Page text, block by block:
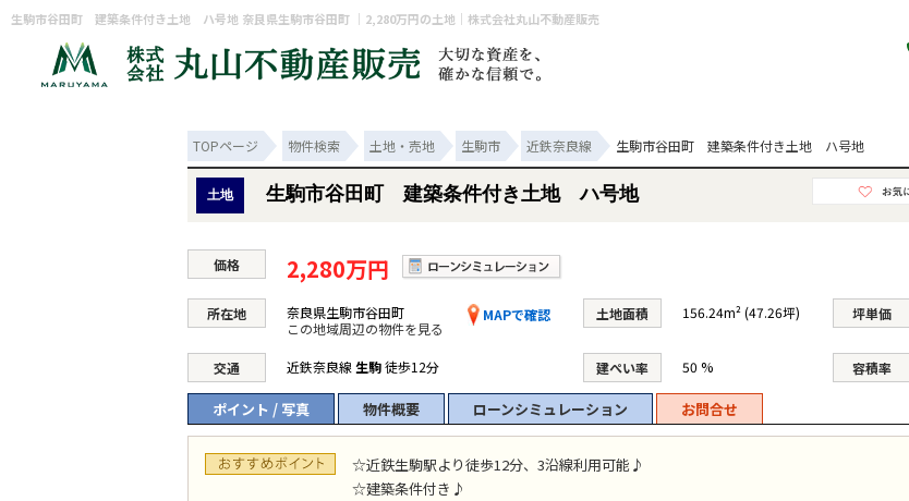
生駒市谷田町 建築条件付き土地 ハ号地 奈良県生駒市谷田町 ｜2,280万円の土地｜株式会社丸山不動産販売
TOPページ 物件検索 土地・売地 生駒市 近鉄奈良線 生駒市谷田町 建築条件付き土地 ハ号地
土地 生駒市谷田町 建築条件付き土地 ハ号地
価格 2,280万円
所在地 奈良県生駒市谷田町 MAPで確認
この地域周辺の物件を見る
土地面積 156.24m² (47.26坪) 坪単価
交通 近鉄奈良線 生駒徒歩12分 建ぺい率 50 % 容積率
ポイント / 写真 物件概要 ローンシミュレーション お問合せ
☆近鉄生駒駅より徒歩12分、3沿線利用可能♪
☆建築条件付き♪